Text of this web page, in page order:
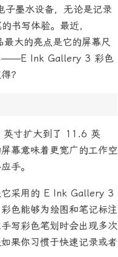
墨水设备，无论是记录
书写体验。最近，
大的亮点是它的屏幕尺
——E Ink Gallery 3 彩色
？
寸扩大到了 11.6 英
幕意味着更宽广的工作空
手。
它采用的 E Ink Gallery 3
色能够为绘图和笔记标注
写彩色笔划时会出现多次
果你习惯于快速记录或者